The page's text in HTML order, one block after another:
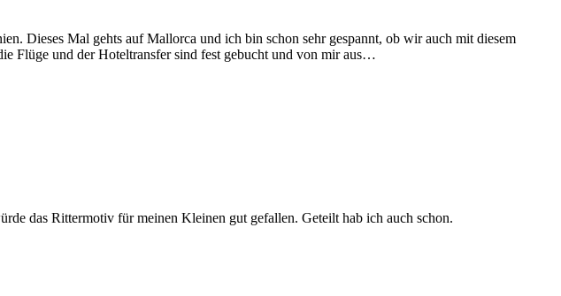
Dieses Mal gehts auf Mallorca und ich bin schon sehr gespannt, ob wir auch mit diesem
Flüge und der Hoteltransfer sind fest gebucht und von mir aus…
das Rittermotiv für meinen Kleinen gut gefallen. Geteilt hab ich auch schon.